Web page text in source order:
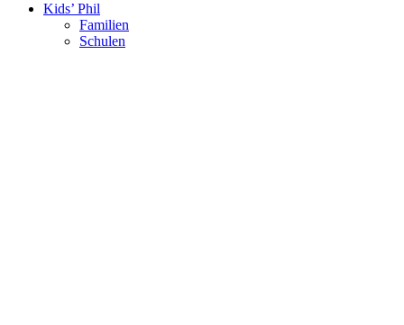
Kids’ Phil
Familien
Schulen